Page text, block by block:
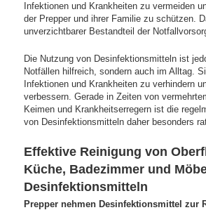
Infektionen und Krankheiten zu vermeiden
der Prepper und ihrer Familie zu schützen.
unverzichtbarer Bestandteil der
Die Nutzung von Desinfektionsmitteln ist
Notfällen hilfreich, sondern auch im Alltag.
Infektionen und Krankheiten zu verhindern
verbessern. Gerade in Zeiten von
Keimen und Krankheitserregern ist die
von Desinfektionsmitteln daher besonders
Effektive Reinigung von
Küche, Badezimmer und
Desinfektionsmitteln
Prepper nehmen Desinfektionsmittel zur